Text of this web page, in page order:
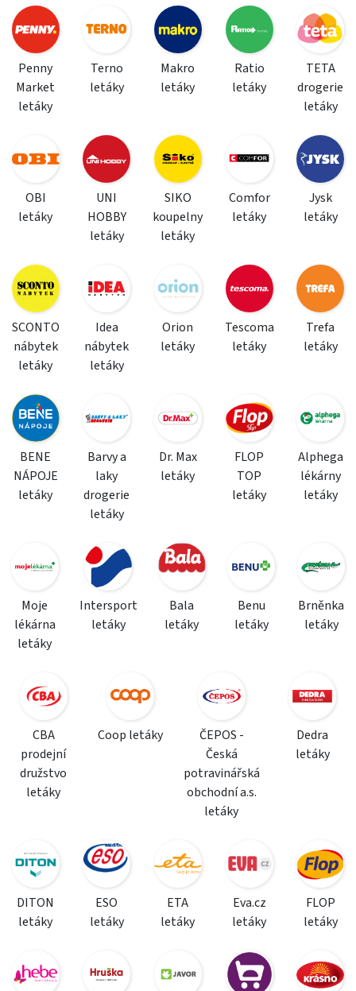
Penny
Market
letáky
Terno
letáky
Makro
letáky
Ratio
letáky
TETA
drogerie
letáky
OBI
letáky
UNI
HOBBY
letáky
SIKO
koupelny
letáky
Comfor
letáky
Jysk
letáky
SCONTO
nábytek
letáky
Idea
nábytek
letáky
Orion
letáky
Tescoma
letáky
Trefa
letáky
BENE
NÁPOJE
letáky
Barvy a
laky
drogerie
letáky
Dr. Max
letáky
FLOP
TOP
letáky
Alphega
lékárny
letáky
Moje
lékárna
letáky
Intersport
letáky
Bala
letáky
Benu
letáky
Brněnka
letáky
CBA
prodejní
družstvo
letáky
Coop letáky
ČEPOS -
Česká
potravinářská
obchodní a.s.
letáky
Dedra
letáky
DITON
letáky
ESO
letáky
ETA
letáky
Eva.cz
letáky
FLOP
letáky